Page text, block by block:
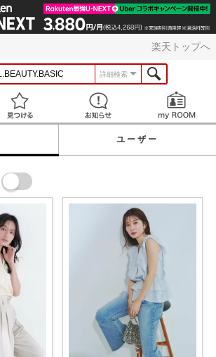
楽天トップへ
詳細検索
見つける お知らせ
ユーザー